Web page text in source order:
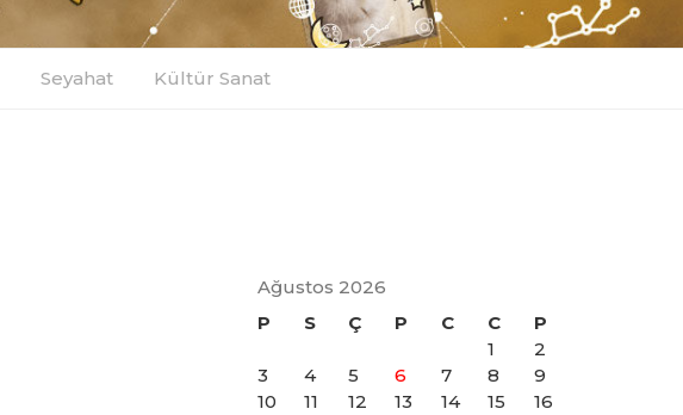
Seyahat Kültür Sanat
Ağustos 2026
P
S Ç P C C
P
1
2
3
4 5 6 7 8
9
10
11 12 13 14 15
16